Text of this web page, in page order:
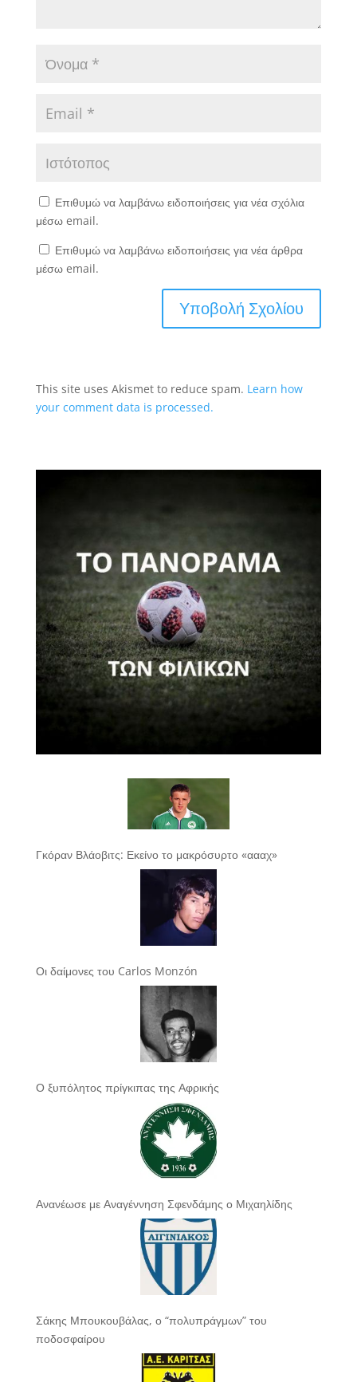
Επιθυμώ να λαμβάνω ειδοποιήσεις για νέα σχόλια
μέσω email.
Επιθυμώ να λαμβάνω ειδοποιήσεις για νέα άρθρα
μέσω email.
This site uses Akismet to reduce spam. Learn how
your comment data is processed.
Γκόραν Βλάοβιτς: Εκείνο το μακρόσυρτο «αααχ»
Οι δαίμονες του Carlos Monzón
Ο ξυπόλητος πρίγκιπας της Αφρικής
Ανανέωσε με Αναγέννηση Σφενδάμης ο Μιχαηλίδης
Σάκης Μπουκουβάλας, ο “πολυπράγμων” του
ποδοσφαίρου